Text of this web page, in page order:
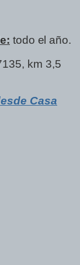
todo el año.
km 3,5
Casa